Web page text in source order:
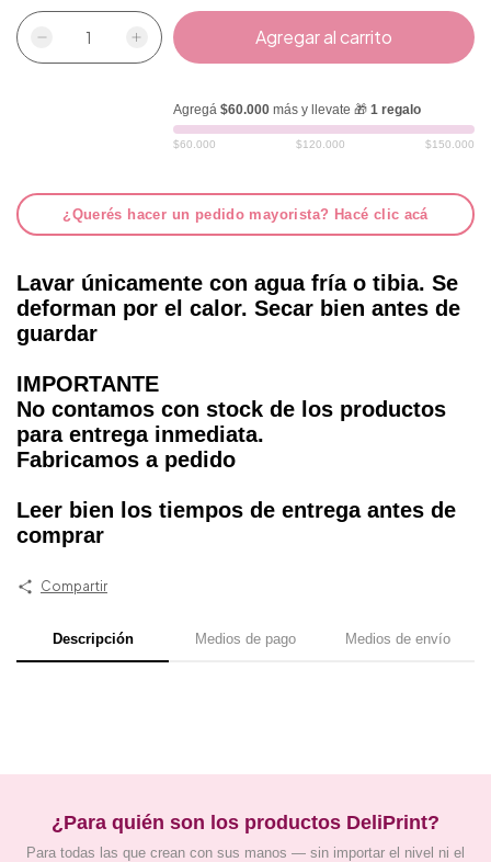
Agregá $60.000más y llevate 🎁 1 regalo
$60.000 $120.000 $150.000
¿Querés hacer un pedido mayorista? Hacé clic acá
Lavar únicamente con agua fría o tibia. Se
deforman por el calor. Secar bien antes de
guardar
IMPORTANTE
No contamos con stock de los productos
para entrega inmediata.
Fabricamos a pedido
Leer bien los tiempos de entrega antes de
comprar
Compartir
Descripción Medios de pago Medios de envío
¿Para quién son los productos DeliPrint?
Para todas las que crean con sus manos — sin importar el nivel ni el